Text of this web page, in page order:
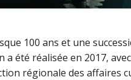
100 ans et une
a été réalisée en 2017,
régionale des affaires